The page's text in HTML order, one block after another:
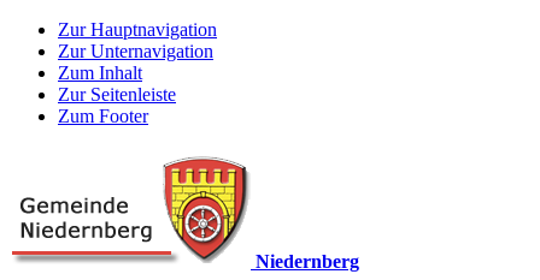
Zur Hauptnavigation
Zur Unternavigation
Zum Inhalt
Zur Seitenleiste
Zum Footer
Niedernberg